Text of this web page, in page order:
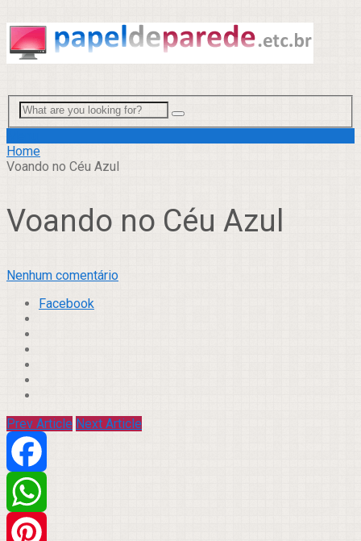
Home
Voando no Céu Azul
Voando no Céu Azul
Nenhum comentário
Facebook
Prev Article Next Article
Facebook
WhatsApp